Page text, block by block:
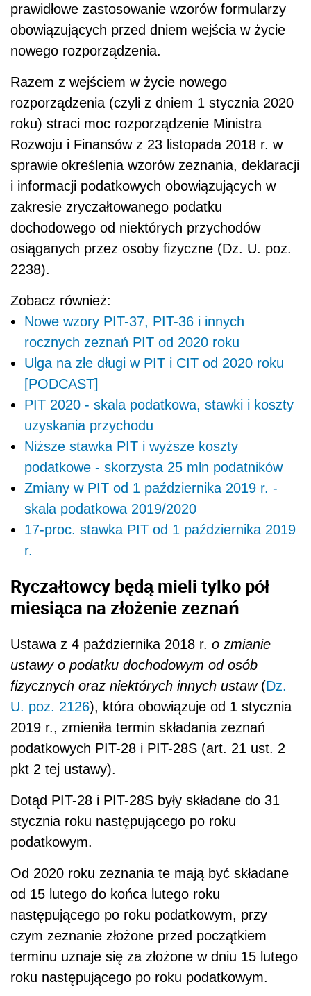
prawidłowe zastosowanie wzorów formularzy
obowiązujących przed dniem wejścia w życie
nowego rozporządzenia.
Razem z wejściem w życie nowego
rozporządzenia (czyli z dniem 1 stycznia 2020
roku) straci moc rozporządzenie Ministra
Rozwoju i Finansów z 23 listopada 2018 r. w
sprawie określenia wzorów zeznania, deklaracji
i informacji podatkowych obowiązujących w
zakresie zryczałtowanego podatku
dochodowego od niektórych przychodów
osiąganych przez osoby fizyczne (Dz. U. poz.
2238).
Zobacz również:
Nowe wzory PIT-37, PIT-36 i innych
rocznych zeznań PIT od 2020 roku
Ulga na złe długi w PIT i CIT od 2020 roku
[PODCAST]
PIT 2020 - skala podatkowa, stawki i koszty
uzyskania przychodu
Niższe stawka PIT i wyższe koszty
podatkowe - skorzysta 25 mln podatników
Zmiany w PIT od 1 października 2019 r. -
skala podatkowa 2019/2020
17-proc. stawka PIT od 1 października 2019
r.
Ryczałtowcy będą mieli tylko pół
miesiąca na złożenie zeznań
Ustawa z 4 października 2018 r. o zmianie
ustawy o podatku dochodowym od osób
fizycznych oraz niektórych innych ustaw(Dz.
U. poz. 2126), która obowiązuje od 1 stycznia
2019 r., zmieniła termin składania zeznań
podatkowych PIT-28 i PIT-28S (art. 21 ust. 2
pkt 2 tej ustawy).
Dotąd PIT-28 i PIT-28S były składane do 31
stycznia roku następującego po roku
podatkowym.
Od 2020 roku zeznania te mają być składane
od 15 lutego do końca lutego roku
następującego po roku podatkowym, przy
czym zeznanie złożone przed początkiem
terminu uznaje się za złożone w dniu 15 lutego
roku następującego po roku podatkowym.